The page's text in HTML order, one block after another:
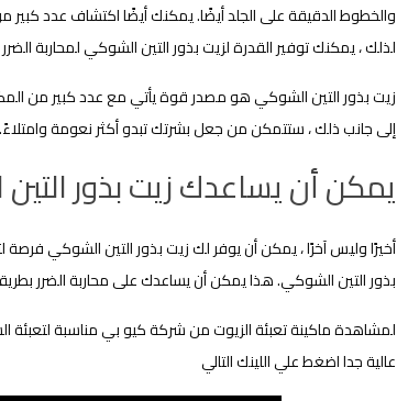
والخطوط الدقيقة على الجلد أيضًا. يمكنك أيضًا اكتشاف عدد
لذلك ، يمكنك توفير القدرة لزيت بذور التين الشوكي لمحاربة
زيت بذور التين الشوكي هو مصدر قوة يأتي مع عدد كبير من
إلى جانب ذلك ، ستتمكن من جعل بشرتك تبدو أكثر نعومة وامتلاءً.
يمكن أن يساعدك زيت بذور التين
أخيرًا وليس آخرًا ، يمكن أن يوفر لك زيت بذور التين الشوكي
بذور التين الشوكي. هذا يمكن أن يساعدك على محاربة الضرر
لمشاهدة ماكينة تعبئة الزيوت من شركة كيو بي مناسبة لتعبئة
عالية جدا اضغط علي اللينك التالي